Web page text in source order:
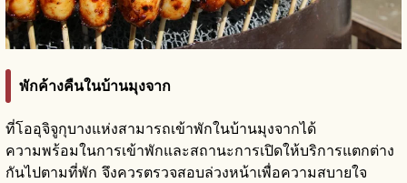
พักค้างคืนในบ้านมุงจาก
ที่โออุจิจูกุบางแห่งสามารถเข้าพักในบ้านมุงจากได้
ความพร้อมในการเข้าพักและสถานะการเปิดให้บริการแตกต่าง
กันไปตามที่พัก จึงควรตรวจสอบล่วงหน้าเพื่อความสบายใจ